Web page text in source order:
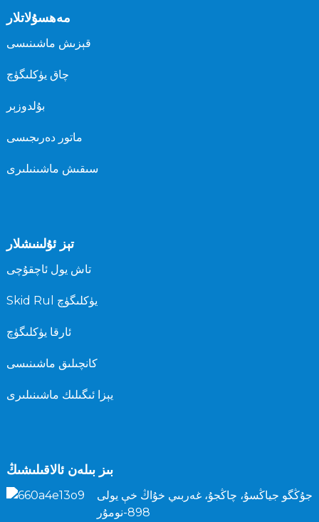
مەھسۇلاتلار
قېزىش ماشىنىسى
چاق يۈكلىگۈچ
بۇلدوزېر
ماتور دەرىجىسى
سىقىش ماشىنىلىرى
تېز ئۇلىنىشلار
تاش يول ئاچقۇچى
Skid Rul يۈكلىگۈچ
ئارقا يۈكلىگۈچ
كانچىلىق ماشىنىسى
يېزا ئىگىلىك ماشىنىلىرى
بىز بىلەن ئالاقىلىشىڭ
جۇڭگو جياڭسۇ، چاڭجۇ، غەربىي خۇاڭ خې يولى
898-نومۇر